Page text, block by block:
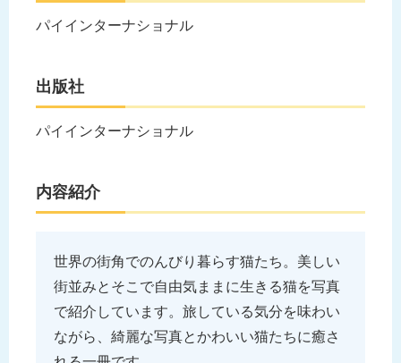
パイインターナショナル
出版社
パイインターナショナル
内容紹介
世界の街角でのんびり暮らす猫たち。美しい
街並みとそこで自由気ままに生きる猫を写真
で紹介しています。旅している気分を味わい
ながら、綺麗な写真とかわいい猫たちに癒さ